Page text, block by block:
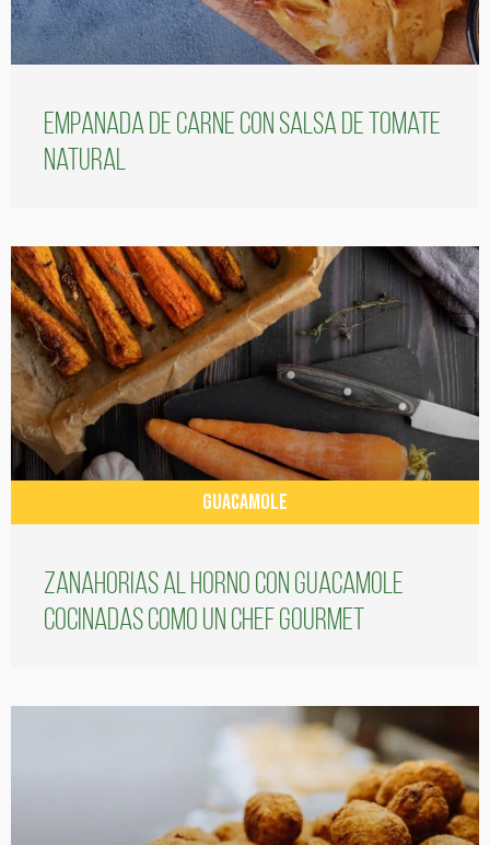
Empanada de carne con salsa de tomate
natural
GUACAMOLE
Zanahorias al horno con guacamole
cocinadas como un chef gourmet